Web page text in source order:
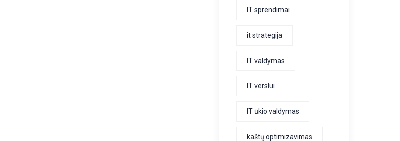
IT sprendimai
it strategija
IT valdymas
IT verslui
IT ūkio valdymas
kaštų optimizavimas